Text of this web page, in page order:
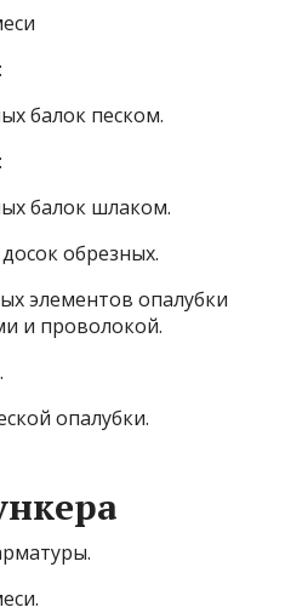
балок песком.
балок шлаком.
обрезных.
элементов опалубки
и проволокой.
опалубки.